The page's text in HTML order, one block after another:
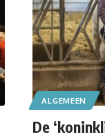
ALGEMEEN
De